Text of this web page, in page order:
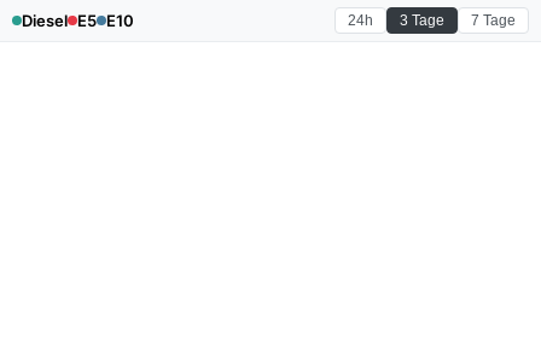
Diesel E5 E10 24h 3 Tage 7 Tage